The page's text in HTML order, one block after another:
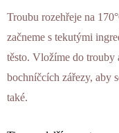
Troubu rozehřeje na
začneme s tekutými
těsto. Vložíme do trouby
bochníčcích zářezy, aby
také.